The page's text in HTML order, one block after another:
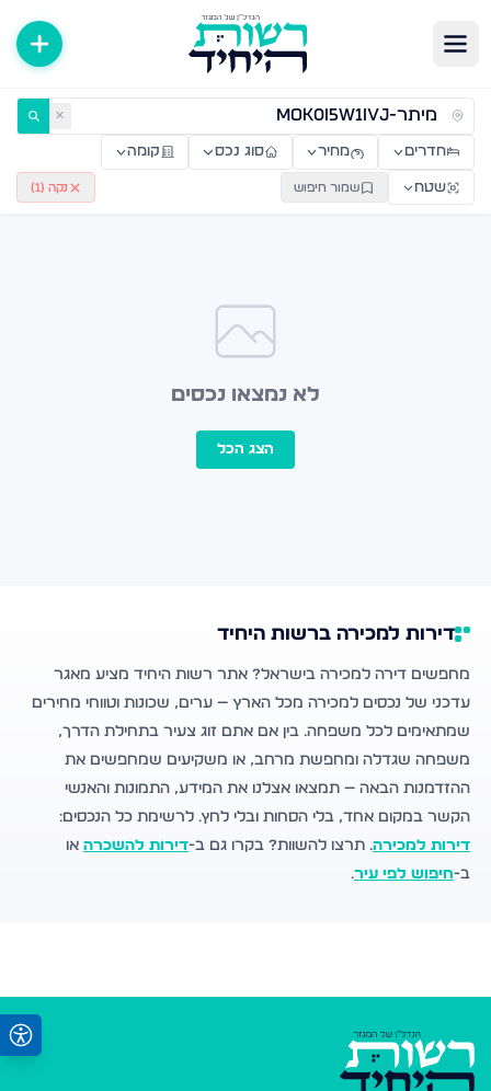
דירות למכירה ולהשכרה — רשות היחיד ✕
חדרים מחיר סוג נכס קומה
שטח שמור חיפוש נקה ( 1
)
לא נמצאו נכסים
הצג הכל
דירות למכירה ברשות היחיד
מחפשים דירה למכירה בישראל? אתר רשות היחיד מציע מאגר
עדכני של נכסים למכירה מכל הארץ — ערים, שכונות וטווחי מחירים
שמתאימים לכל משפחה. בין אם אתם זוג צעיר בתחילת הדרך,
משפחה שגדלה ומחפשת מרחב, או משקיעים שמחפשים את
ההזדמנות הבאה — תמצאו אצלנו את המידע, התמונות והאנשי
הקשר במקום אחד, בלי הסחות ובלי לחץ. לרשימת כל הנכסים:
דירות למכירה. תרצו להשוות? בקרו גם ב-דירות להשכרה או
ב-חיפוש לפי עיר.